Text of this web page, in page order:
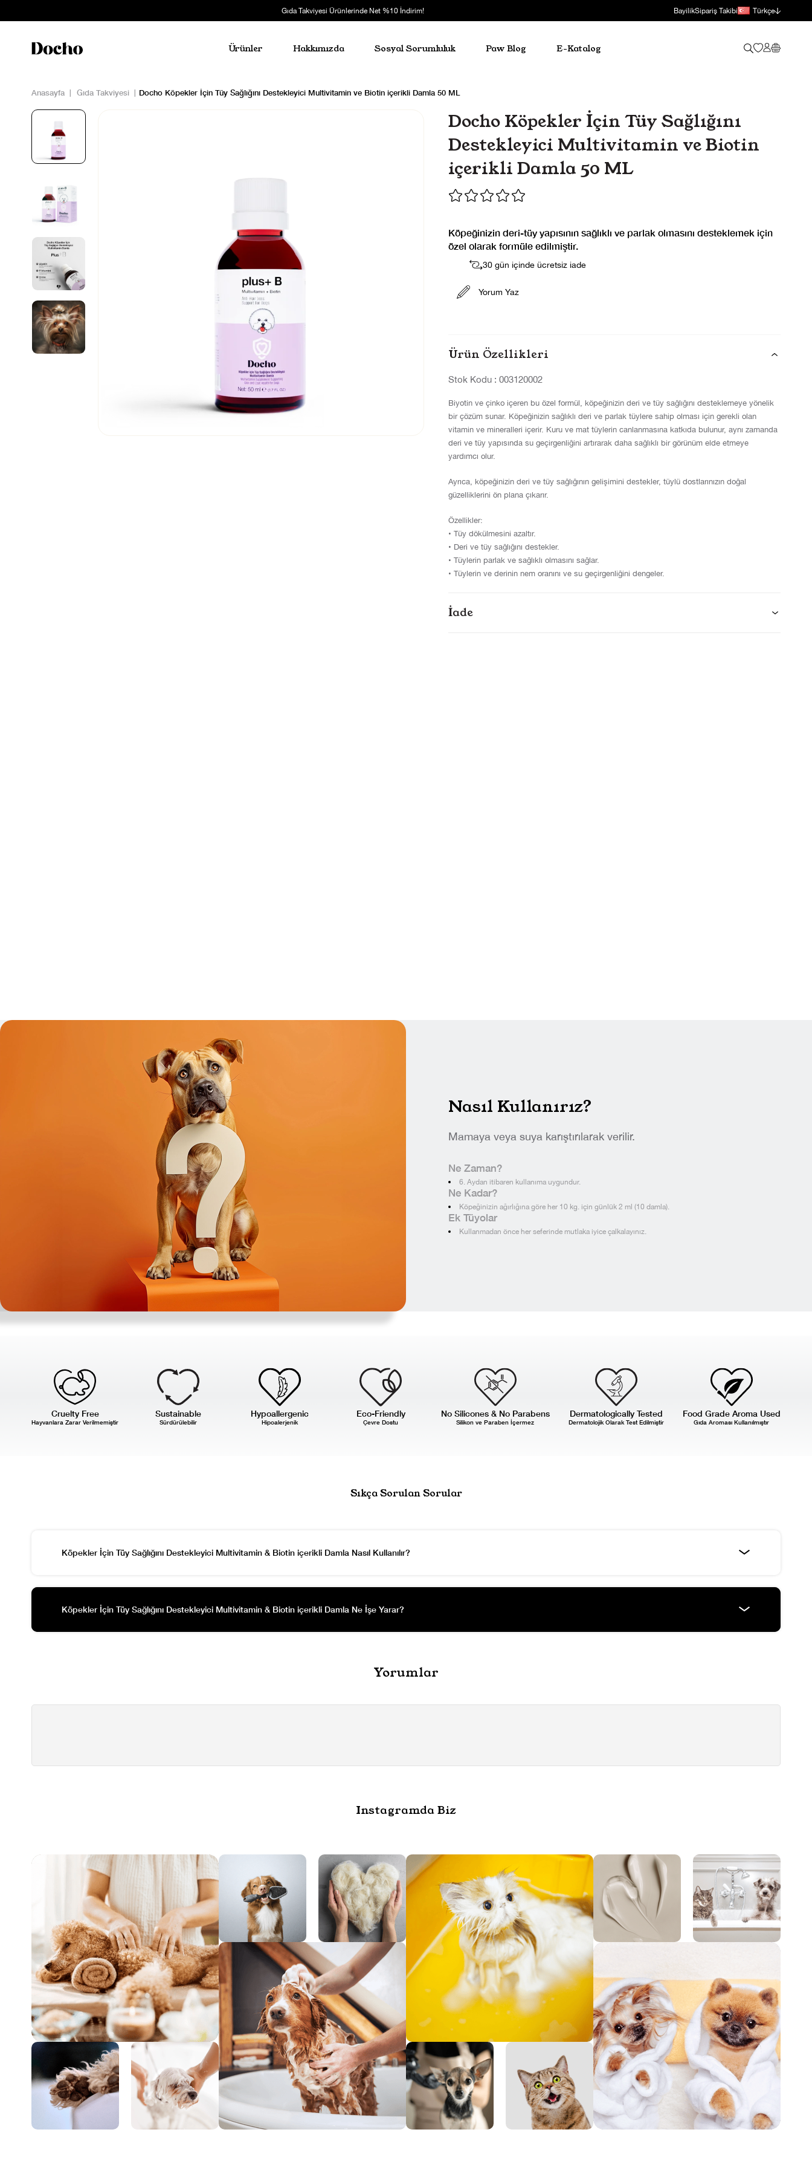
Gıda Takviyesi Ürünlerinde Net %10 İndirim! Sipariş Takibi
Bayilik Türkçe
Ürünler Hakkımızda Sosyal Sorumluluk Paw Blog E-Katalog
Anasayfa Gıda Takviyesi Docho Köpekler İçin Tüy Sağlığını Destekleyici Multivitamin ve Biotin içerikli Damla 50 ML
Docho Köpekler İçin Tüy Sağlığını
Destekleyici Multivitamin ve Biotin
içerikli Damla 50 ML
Köpeğinizin deri-tüy yapısının sağlıklı ve parlak olmasını desteklemek için
özel olarak formüle edilmiştir.
30 gün içinde ücretsiz iade
Yorum Yaz
Ürün Özellikleri
Stok Kodu 003120002
Biyotin ve çinko içeren bu özel formül, köpeğinizin deri ve tüy sağlığını desteklemeye yönelik
bir çözüm sunar. Köpeğinizin sağlıklı deri ve parlak tüylere sahip olması için gerekli olan
vitamin ve mineralleri içerir. Kuru ve mat tüylerin canlanmasına katkıda bulunur, aynı zamanda
deri ve tüy yapısında su geçirgenliğini artırarak daha sağlıklı bir görünüm elde etmeye
yardımcı olur.
Ayrıca, köpeğinizin deri ve tüy sağlığının gelişimini destekler, tüylü dostlarınızın doğal
güzelliklerini ön plana çıkarır.
Özellikler:
• Tüy dökülmesini azaltır.
• Deri ve tüy sağlığını destekler.
• Tüylerin parlak ve sağlıklı olmasını sağlar.
• Tüylerin ve derinin nem oranını ve su geçirgenliğini dengeler.
İade
Nasıl Kullanırız?
Mamaya veya suya karıştırılarak verilir.
Ne Zaman?
6. Aydan itibaren kullanıma uygundur.
Ne Kadar?
Köpeğinizin ağırlığına göre her 10 kg. için günlük 2 ml (10 damla).
Ek Tüyolar
Kullanmadan önce her seferinde mutlaka iyice çalkalayınız.
Cruelty Free
Hayvanlara Zarar Verilmemiştir
Sustainable
Sürdürülebilir
Hypoallergenic
Hipoalerjenik
Eco-Friendly
Çevre Dostu
No Silicones & No Parabens
Silikon ve Paraben İçermez
Dermatologically Tested
Dermatolojik Olarak Test Edilmiştir
Food Grade Aroma Used
Gıda Aroması Kullanılmıştır
Sıkça Sorulan Sorular
Köpekler İçin Tüy Sağlığını Destekleyici Multivitamin & Biotin içerikli Damla Nasıl Kullanılır?
Köpekler İçin Tüy Sağlığını Destekleyici Multivitamin & Biotin içerikli Damla Ne İşe Yarar?
Instagramda Biz